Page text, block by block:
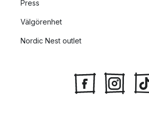
Press
Välgörenhet
Nordic Nest outlet